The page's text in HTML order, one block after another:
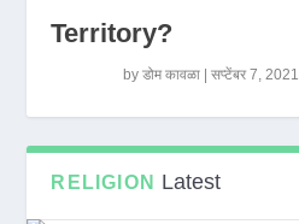
Territory?
byडोम कावळा |सप्टेंबर 7, 2021
RELIGION Latest